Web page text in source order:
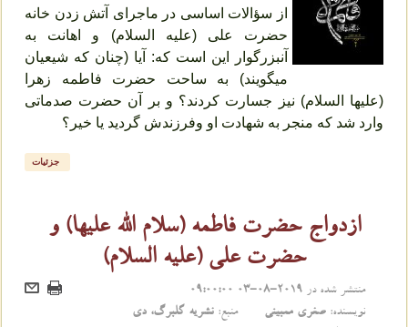
از سؤالات اساسی در ماجرای آتش زدن خانه
حضرت علی (علیه السلام) و اهانت به
آنبزرگوار این است که: آیا (چنان که شیعیان
می‏گویند) به ساحت حضرت فاطمه زهرا
(علیها السلام) نیز جسارت کردند؟ و بر آن حضرت صدماتی
وارد شد که منجر به شهادت او وفرزندش گردید یا خیر؟
جزئیات
ازدواج حضرت فاطمه (سلام الله علیها) و
حضرت علی (علیه السلام)
منتشر شده در 2019-08-03 09:00:00
نویسنده:صغری ممبینی منبع:نشریه گلبرگ، دی